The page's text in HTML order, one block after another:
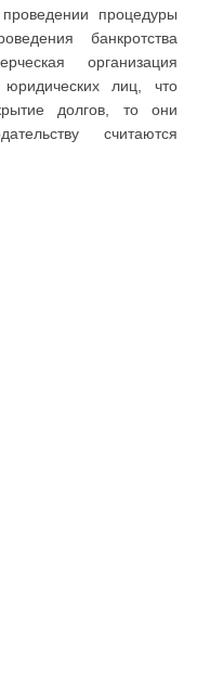
процедуры
банкротства
организация
лиц, что
долгов, то они
считаются